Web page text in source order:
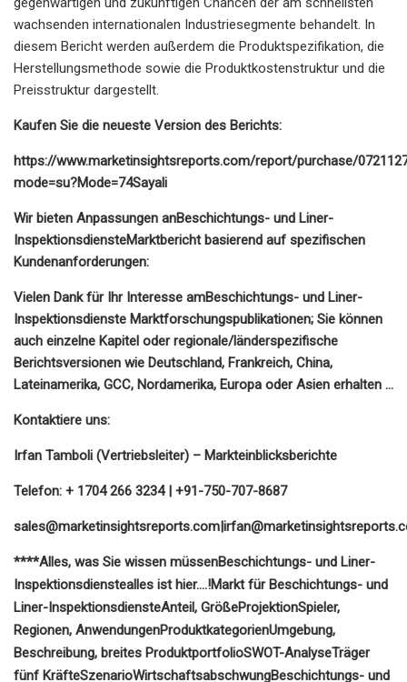
wachsenden internationalen Industriesegmente behandelt. In
diesem Bericht werden außerdem die Produktspezifikation, die
Herstellungsmethode sowie die Produktkostenstruktur und die
Preisstruktur dargestellt.
Kaufen Sie die neueste Version des Berichts:
https://www.marketinsightsreports.com/report/purchase/
mode=su?Mode=74Sayali
Wir bieten Anpassungen anBeschichtungs- und Liner-
InspektionsdiensteMarktbericht basierend auf spezifischen
Kundenanforderungen:
Vielen Dank für Ihr Interesse amBeschichtungs- und Liner-
Inspektionsdienste Marktforschungspublikationen; Sie können
auch einzelne Kapitel oder regionale/länderspezifische
Berichtsversionen wie Deutschland, Frankreich, China,
Lateinamerika, GCC, Nordamerika, Europa oder Asien erhalten …
Kontaktiere uns:
Irfan Tamboli (Vertriebsleiter) – Markteinblicksberichte
Telefon: + 1704 266 3234 | +91-750-707-8687
sales@marketinsightsreports.com|
****Alles, was Sie wissen müssenBeschichtungs- und Liner-
Inspektionsdienstealles ist hier….!Markt für Beschichtungs- und
Liner-InspektionsdiensteAnteil, GrößeProjektionSpieler,
Regionen, AnwendungenProduktkategorienUmgebung,
Beschreibung, breites ProduktportfolioSWOT-AnalyseTräger
fünf KräfteSzenarioWirtschaftsabschwungBeschichtungs- und